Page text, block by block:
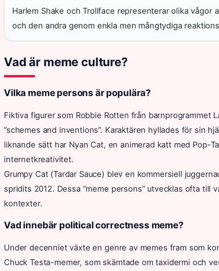
Harlem Shake och Trollface representerar olika
och den andra genom enkla men mångtydiga
Vad är meme culture?
Vilka meme persons är populära?
Fiktiva figurer som Robbie Rotten från barnprogrammet
”schemes and inventions”. Karaktären hyllades för sin
liknande sätt har Nyan Cat, en animerad katt med Pop-
internetkreativitet.
Grumpy Cat (Tardar Sauce) blev en kommersiell
spridits 2012. Dessa ”meme persons” utvecklas ofta till
kontexter.
Vad innebär political correctness meme?
Under decenniet växte en genre av memes fram som
Chuck Testa-memer, som skämtade om taxidermi och